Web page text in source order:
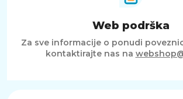
Web podrška
Za sve informacije o ponudi
kontaktirajte nas na